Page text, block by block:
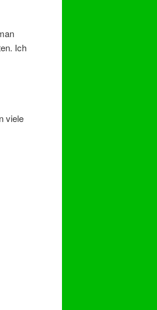
Ich
viele